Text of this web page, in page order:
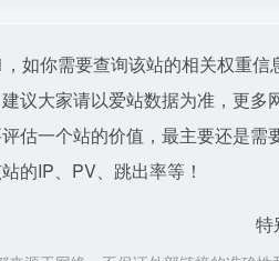
如你需要查询该站的相关权重信
议大家请以爱站数据为准，更
估一个站的价值，最主要还是
的IP、PV、跳出率等！
特